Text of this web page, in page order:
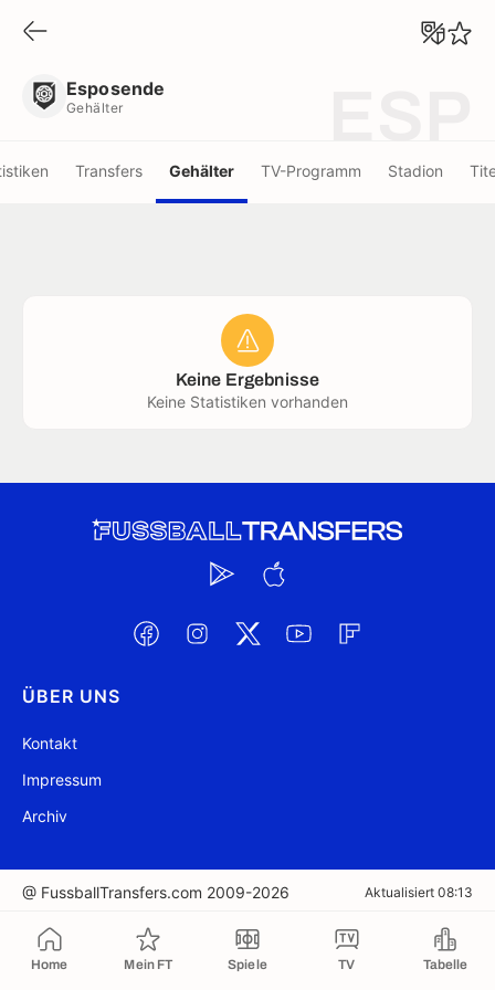
Home Mein FT Spiele TV Tabelle
Esposende
Gehälter
Transfers Gehälter TV-Programm Stadion
Keine Ergebnisse
Keine Statistiken vorhanden
ÜBER UNS
Kontakt
Impressum
Archiv
@ FussballTransfers.com 2009-2026 Aktualisiert 08:13
In die Zwischenablage kopiert